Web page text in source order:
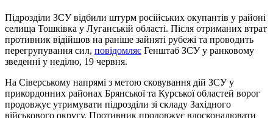
Підрозділи ЗСУ відбили штурм російських окупантів у районі
селища Тошківка у Луганській області. Після отриманих втрат
противник відійшов на раніше зайняті рубежі та проводить
перегрупування сил, повідомляє Генштаб ЗСУ у ранковому
зведенні у неділю, 19 червня.
На Сіверському напрямі з метою сковування дій ЗСУ у
прикордонних районах Брянської та Курської областей ворог
продовжує утримувати підрозділи зі складу Західного
військового округу. Противник продовжує вдосконалювати